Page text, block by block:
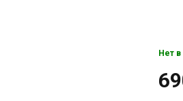
Нет в